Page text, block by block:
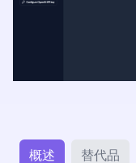
概述 替代品